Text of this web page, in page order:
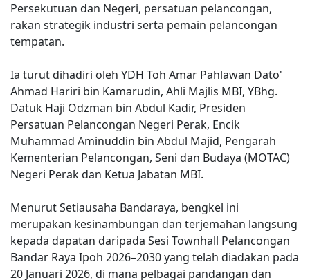
Persekutuan dan Negeri, persatuan pelancongan,
rakan strategik industri serta pemain pelancongan
tempatan.
Ia turut dihadiri oleh YDH Toh Amar Pahlawan Dato'
Ahmad Hariri bin Kamarudin, Ahli Majlis MBI, YBhg.
Datuk Haji Odzman bin Abdul Kadir, Presiden
Persatuan Pelancongan Negeri Perak, Encik
Muhammad Aminuddin bin Abdul Majid, Pengarah
Kementerian Pelancongan, Seni dan Budaya (MOTAC)
Negeri Perak dan Ketua Jabatan MBI.
Menurut Setiausaha Bandaraya, bengkel ini
merupakan kesinambungan dan terjemahan langsung
kepada dapatan daripada Sesi Townhall Pelancongan
Bandar Raya Ipoh 2026–2030 yang telah diadakan pada
20 Januari 2026, di mana pelbagai pandangan dan